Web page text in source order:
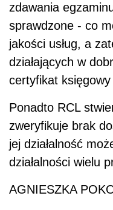
zdawania
sprawdzone - co
jakości usług, a
działających w
certyfikat
Ponadto RCL
zweryfikuje brak
jej działalność
działalności wielu
AGNIESZKA